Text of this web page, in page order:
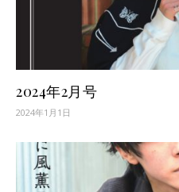
2024年2月号
2024年1月1日